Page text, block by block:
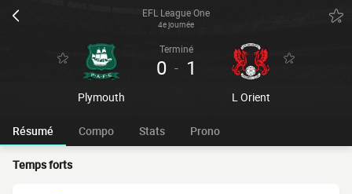
EFL League One
4e journée
Plymouth
Terminé
0 - 1
L Orient
Résumé Compo Stats Prono
Temps forts